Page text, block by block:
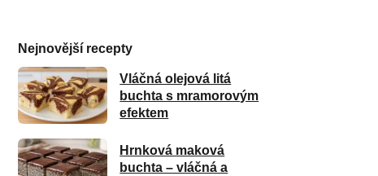
Nejnovější recepty
Vláčná olejová litá
buchta s mramorovým
efektem
Hrnková maková
buchta – vláčná a